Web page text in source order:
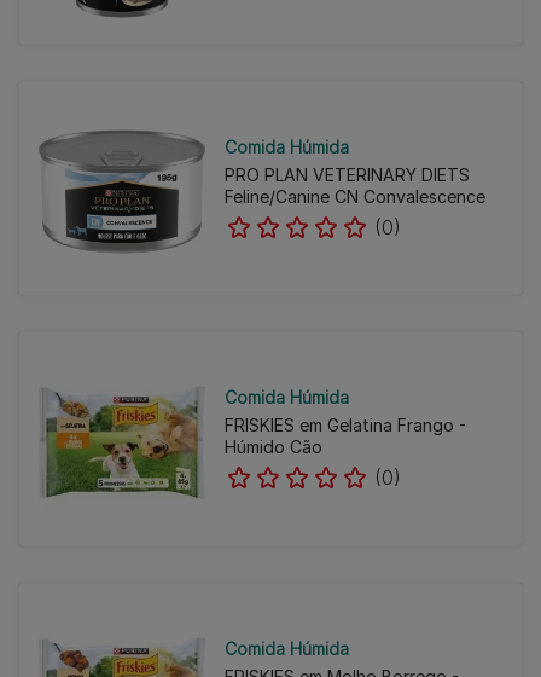
Comida Húmida
PRO PLAN VETERINARY DIETS
Feline/Canine CN Convalescence
(0)
Comida Húmida
FRISKIES em Gelatina Frango -
Húmido Cão
(0)
Comida Húmida